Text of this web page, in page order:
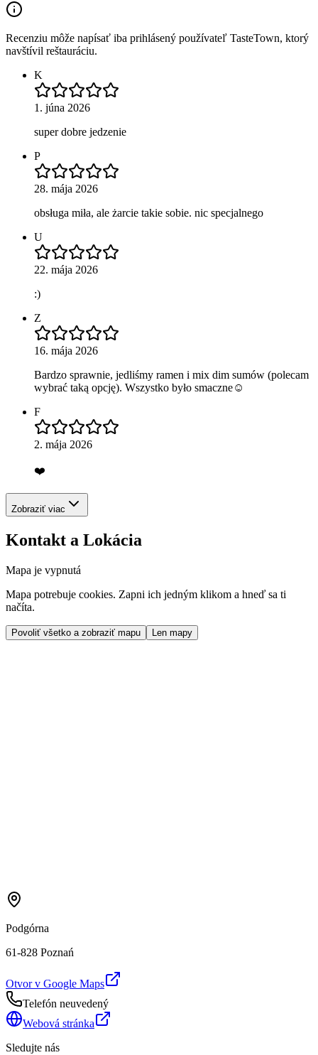
Recenziu môže napísať iba prihlásený používateľ TasteTown, ktorý
navštívil reštauráciu.
K
1. júna 2026
super dobre jedzenie
P
28. mája 2026
obsługa miła, ale żarcie takie sobie. nic specjalnego
U
22. mája 2026
:)
Z
16. mája 2026
Bardzo sprawnie, jedliśmy ramen i mix dim sumów (polecam
wybrać taką opcję). Wszystko było smaczne☺️
F
2. mája 2026
❤️
Zobraziť viac
Kontakt a Lokácia
Mapa je vypnutá
Mapa potrebuje cookies. Zapni ich jedným klikom a hneď sa ti
načíta.
Povoliť všetko a zobraziť mapu Len mapy
Podgórna
61-828 Poznań
Otvor v Google Maps
Telefón neuvedený
Webová stránka
Sledujte nás